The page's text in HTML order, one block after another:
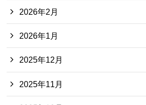
2026年2月
2026年1月
2025年12月
2025年11月